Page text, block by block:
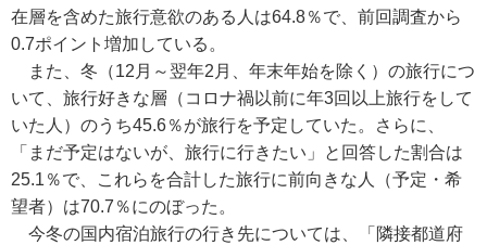
在層を含めた旅行意欲のある人は64.8％で、前回調査から
0.7ポイント増加している。
また、冬（12月～翌年2月、年末年始を除く）の旅行につ
いて、旅行好きな層（コロナ禍以前に年3回以上旅行をして
いた人）のうち45.6％が旅行を予定していた。さらに、
「まだ予定はないが、旅行に行きたい」と回答した割合は
25.1％で、これらを合計した旅行に前向きな人（予定・希
望者）は70.7％にのぼった。
今冬の国内宿泊旅行の行き先については、「隣接都道府